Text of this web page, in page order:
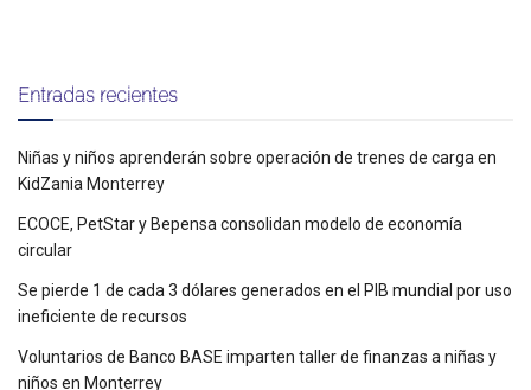
Entradas recientes
Niñas y niños aprenderán sobre operación de trenes de carga en
KidZania Monterrey
ECOCE, PetStar y Bepensa consolidan modelo de economía
circular
Se pierde 1 de cada 3 dólares generados en el PIB mundial por uso
ineficiente de recursos
Voluntarios de Banco BASE imparten taller de finanzas a niñas y
niños en Monterrey